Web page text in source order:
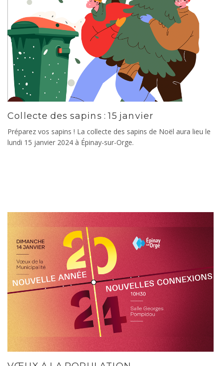
Collecte des sapins : 15 janvier
Préparez vos sapins ! La collecte des sapins de Noël aura lieu le
lundi 15 janvier 2024 à Épinay-sur-Orge.